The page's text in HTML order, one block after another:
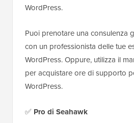
WordPress.
Puoi prenotare una consulenza
con un professionista delle tue
WordPress. Oppure, utilizza il
per acquistare ore di supporto
WordPress.
✅ Pro di Seahawk